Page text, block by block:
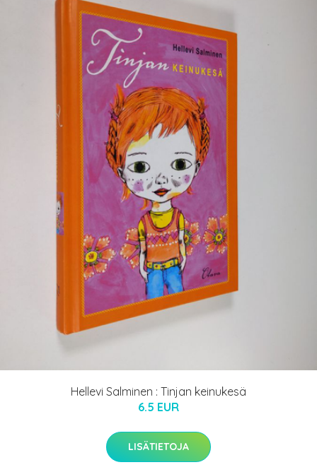
Hellevi Salminen : Tinjan keinukesä
6.5 EUR
LISÄTIETOJA